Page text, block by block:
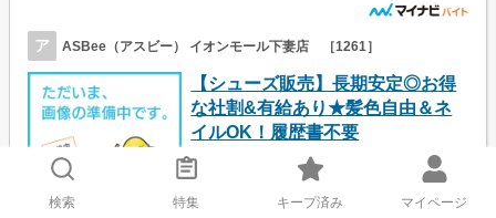
ア ASBee（アスビー） イオンモール下妻店 ［1261］
【シューズ販売】長期安定◎お得
な社割&有給あり★髪色自由＆ネ
イルOK！履歴書不要
時給1,116円
検索 特集 キープ済み マイページ